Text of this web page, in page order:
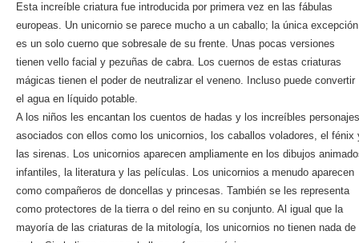
Esta increíble criatura fue introducida por primera vez en las fábulas
europeas. Un unicornio se parece mucho a un caballo; la única excepción
es un solo cuerno que sobresale de su frente. Unas pocas versiones
tienen vello facial y pezuñas de cabra. Los cuernos de estas criaturas
mágicas tienen el poder de neutralizar el veneno. Incluso puede convertir
el agua en líquido potable.
A los niños les encantan los cuentos de hadas y los increíbles personajes
asociados con ellos como los unicornios, los caballos voladores, el fénix
las sirenas. Los unicornios aparecen ampliamente en los dibujos
infantiles, la literatura y las películas. Los unicornios a menudo aparecen
como compañeros de doncellas y princesas. También se les representa
como protectores de la tierra o del reino en su conjunto. Al igual que la
mayoría de las criaturas de la mitología, los unicornios no tienen nada de